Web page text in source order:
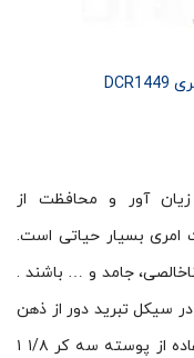
آور و محافظت از
امری بسیار حیاتی است.
جامد و … باشند .
سیکل تبرید دور از ذهن
نیست. یکی از راه حل‌های این مشکل استفاده از پوسته سه کر ۱/۸ ۱